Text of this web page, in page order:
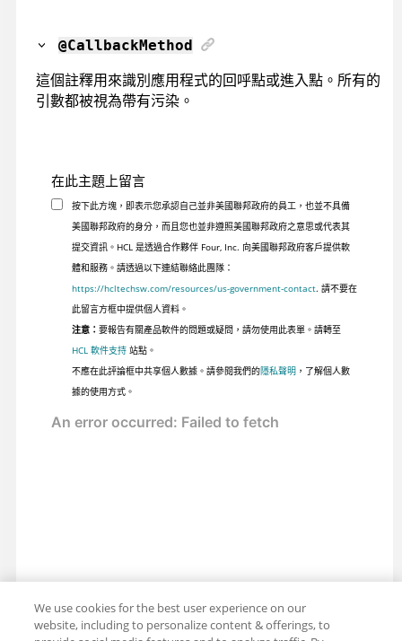
@CallbackMethod
這個註釋用來識別應用程式的回呼點或進入點。所有的
引數都被視為帶有污染。
在此主題上留言
按下此方塊，即表示您承認自己並非美國聯邦政府的員工，也並不具備
美國聯邦政府的身分，而且您也並非遵照美國聯邦政府之意思或代表其
提交資訊。HCL 是透過合作夥伴 Four, Inc. 向美國聯邦政府客戶提供軟
體和服務。請透過以下連結聯絡此團隊：
https://hcltechsw.com/resources/us-government-contact. 請不要在
此留言方框中提供個人資料。
注意： 要報告有關產品軟件的問題或疑問，請勿使用此表單。請轉至
HCL 軟件支持站點。
不應在此評論框中共享個人數據。請參閱我們的隱私聲明，了解個人數
據的使用方式。
We use cookies for the best user experience on our
website, including to personalize content & offerings, to